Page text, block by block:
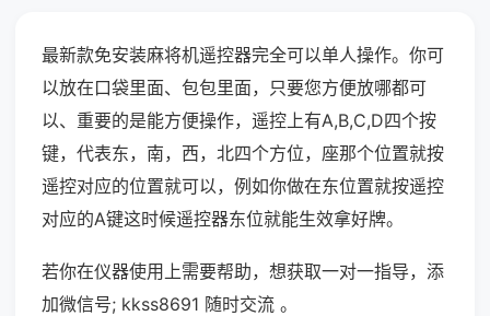
最新款免安装麻将机遥控器完全可以单人操作。你可
以放在口袋里面、包包里面，只要您方便放哪都可
以、重要的是能方便操作，遥控上有A,B,C,D四个按
键，代表东，南，西，北四个方位，座那个位置就按
遥控对应的位置就可以，例如你做在东位置就按遥控
对应的A键这时候遥控器东位就能生效拿好牌。
若你在仪器使用上需要帮助，想获取一对一指导，添
加微信号; kkss8691 随时交流 。